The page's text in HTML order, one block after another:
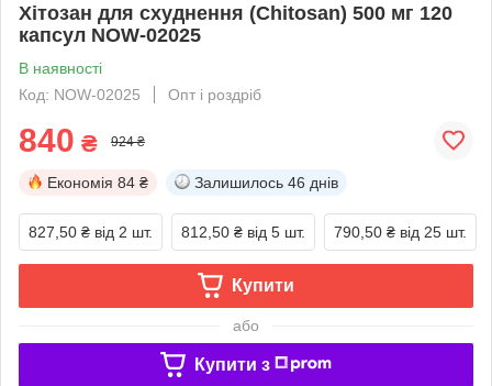
Хітозан для схуднення (Chitosan) 500 мг 120
капсул NOW-02025
В наявності
Код: NOW-02025
Опт і роздріб
840 ₴ 924 ₴
Економія 84 ₴ Залишилось 46 днів
827,50 ₴ від 2 шт. 812,50 ₴ від 5 шт. 790,50 ₴ від 25 шт.
Купити
або
Купити з